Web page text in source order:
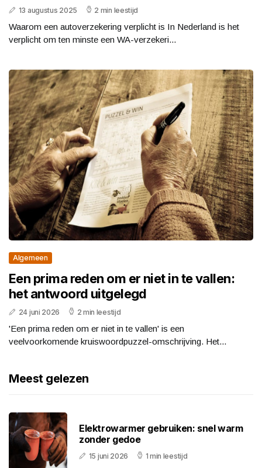
13 augustus 2025 2 min leestijd
Waarom een autoverzekering verplicht is In Nederland is het
verplicht om ten minste een WA-verzekeri...
Algemeen
Een prima reden om er niet in te vallen:
het antwoord uitgelegd
24 juni 2026 2 min leestijd
'Een prima reden om er niet in te vallen' is een
veelvoorkomende kruiswoordpuzzel-omschrijving. Het...
Meest gelezen
Elektrowarmer gebruiken: snel warm
zonder gedoe
15 juni 2026 1 min leestijd